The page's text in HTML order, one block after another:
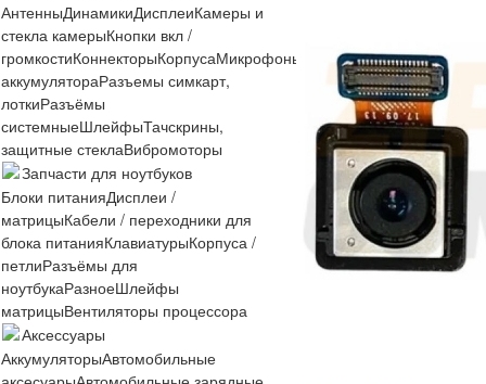
АнтенныДинамикиДисплеиКамеры и
стекла камерыКнопки вкл /
громкостиКоннекторыКорпусаМикрофоны МикросхемыПлаты
аккумулятораРазъемы симкарт,
лоткиРазъёмы
системныеШлейфыТачскрины,
защитные стеклаВибромоторы
Запчасти для ноутбуков
Блоки питанияДисплеи /
матрицыКабели / переходники для
блока питанияКлавиатурыКорпуса /
петлиРазъёмы для
ноутбукаРазноеШлейфы
матрицыВентиляторы процессора
Аксессуары
АккумуляторыАвтомобильные